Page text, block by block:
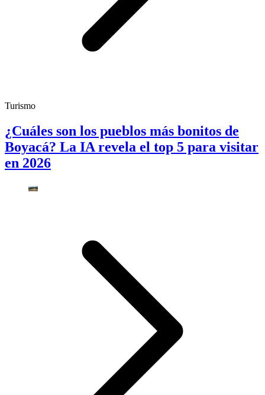
Turismo
¿Cuáles son los pueblos más bonitos de
Boyacá? La IA revela el top 5 para visitar
en 2026